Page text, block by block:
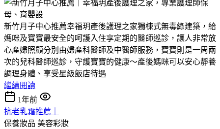
新竹月子中心推薦幸福玥產後護理之家獨棟式無毒綠建築，給
媽咪及寶寶最安全的呵護入住享定期的醫師巡診，讓人非常放
心產婦照顧分別由婦產科醫師及中醫師服務，寶寶則是一周兩
次的兒科醫師巡診，守護寶寶的健康～產後媽咪可以安心靜養
調理身體、享受星級飯店待遇
繼續閱讀
1年前
抗老乳霜推薦｜
保養妝品 美容彩妝